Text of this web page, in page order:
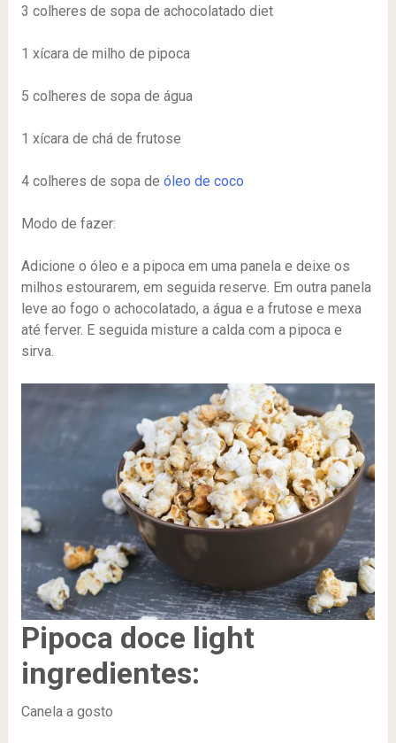
3 colheres de sopa de achocolatado diet
1 xícara de milho de pipoca
5 colheres de sopa de água
1 xícara de chá de frutose
4 colheres de sopa de óleo de coco
Modo de fazer:
Adicione o óleo e a pipoca em uma panela e deixe os
milhos estourarem, em seguida reserve. Em outra panela
leve ao fogo o achocolatado, a água e a frutose e mexa
até ferver. E seguida misture a calda com a pipoca e
sirva.
Pipoca doce light
ingredientes:
Canela a gosto